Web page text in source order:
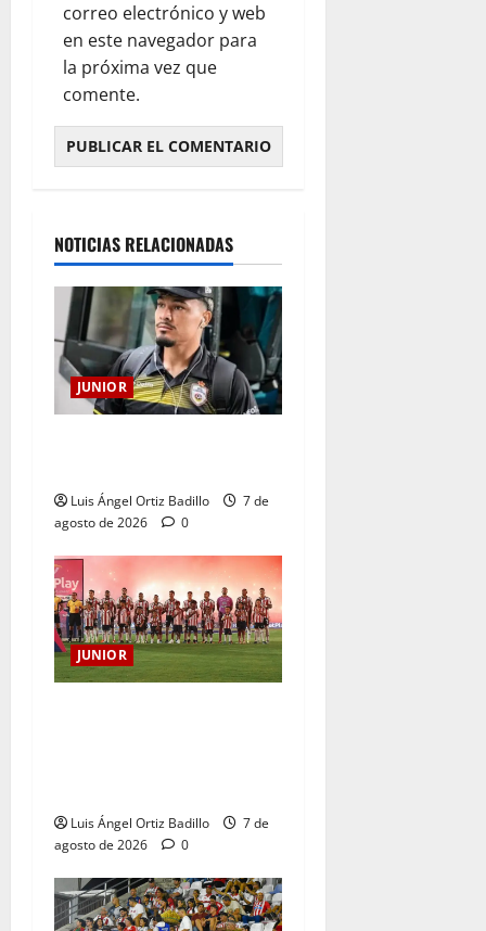
correo electrónico y web
en este navegador para
la próxima vez que
comente.
NOTICIAS RELACIONADAS
JUNIOR
Luis Ángel Ortiz Badillo
7 de
agosto de 2026
0
JUNIOR
Luis Ángel Ortiz Badillo
7 de
agosto de 2026
0